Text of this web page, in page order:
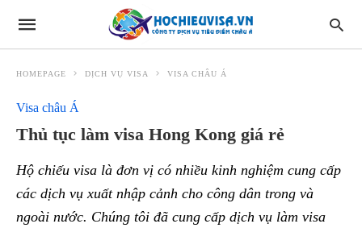
HOMEPAGE DỊCH VỤ VISA VISA CHÂU Á
Visa châu Á
Thủ tục làm visa Hong Kong giá rẻ
Hộ chiếu visa là đơn vị có nhiều kinh nghiệm cung cấp
các dịch vụ xuất nhập cảnh cho công dân trong và
ngoài nước. Chúng tôi đã cung cấp dịch vụ làm visa